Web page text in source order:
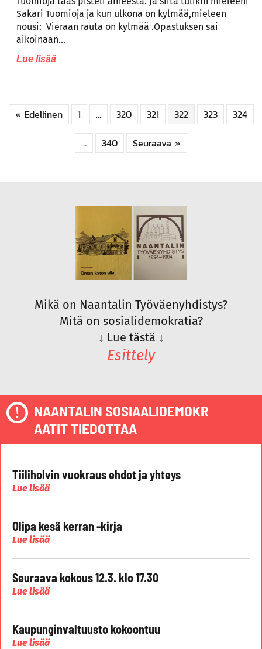
Sakari Tuomioja ja kun ulkona on kylmää,mieleen
nousi: Vieraan rauta on kylmää .Opastuksen sai
aikoinaan…
Lue lisää
« Edellinen 1 … 320 321 322 323 324
… 340 Seuraava »
Mikä on Naantalin Työväenyhdistys?
Mitä on sosialidemokratia?
↓ Lue tästä ↓
Esittely
NAANTALIN SOSIAALIDEMOKR
AATIT TIEDOTTAA
Tiiliholvin vuokraus ehdot ja yhteys
Lue lisää
Olipa kesä kerran -kirja
Lue lisää
Seuraava kokous 12.3. klo 17.30
Lue lisää
Kaupunginvaltuusto kokoontuu
Lue lisää